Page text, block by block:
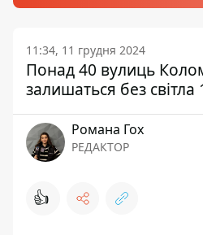
11:34, 11 грудня 2024
Понад 40 вулиць
залишаться без світла
Романа Гох
РЕДАКТОР
👍